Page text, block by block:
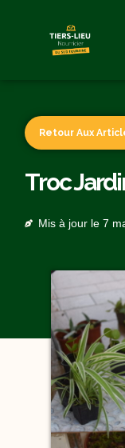
Retour Aux
Troc
Mis à jour le 7